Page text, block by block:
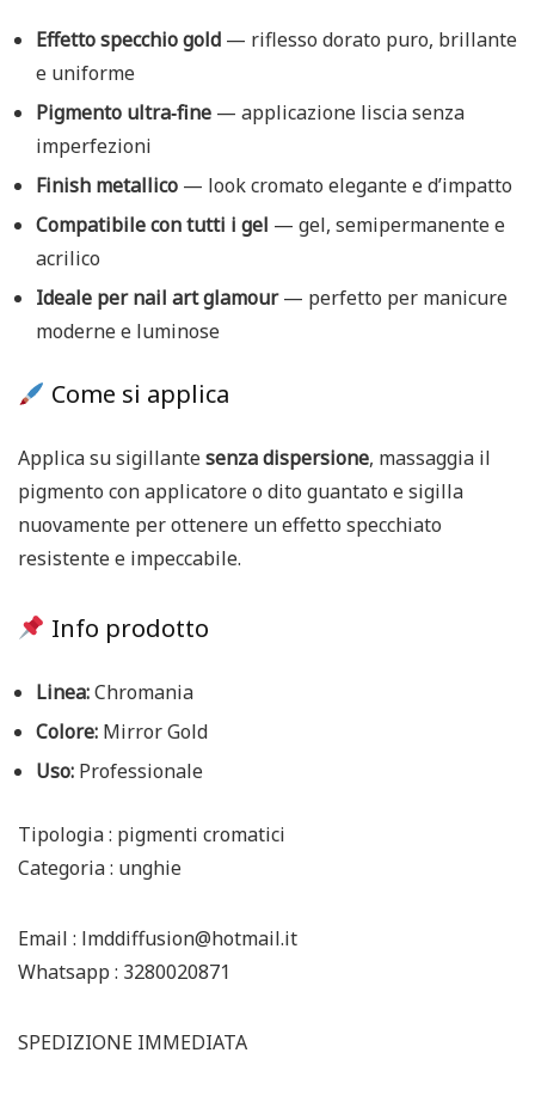
Effetto specchio gold — riflesso dorato puro, brillante
e uniforme
Pigmento ultra‑fine — applicazione liscia senza
imperfezioni
Finish metallico — look cromato elegante e d’impatto
Compatibile con tutti i gel — gel, semipermanente e
acrilico
Ideale per nail art glamour— perfetto per manicure
moderne e luminose
Come si applica
Applica su sigillantesenza dispersione, massaggia il
pigmento con applicatore o dito guantato e sigilla
nuovamente per ottenere un effetto specchiato
resistente e impeccabile.
Info prodotto
Linea:Chromania
Colore: Mirror Gold
Uso: Professionale
Tipologia : pigmenti cromatici
Categoria : unghie
Email : lmddiffusion@hotmail.it
Whatsapp : 3280020871
SPEDIZIONE IMMEDIATA